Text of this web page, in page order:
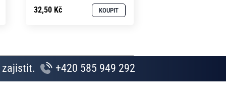
32,50 Kč KOUPIT
zajistit. +420 585 949 292